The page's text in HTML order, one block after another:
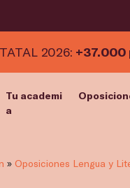
2026: +37.000
Tu academi
a
» Oposiciones Lengua y